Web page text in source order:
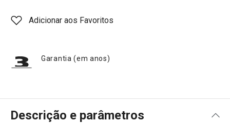
Adicionar aos Favoritos
Garantia (em anos)
Descrição e parâmetros